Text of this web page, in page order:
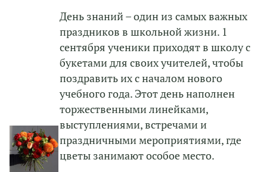
День знаний – один из самых важных
праздников в школьной жизни. 1
сентября ученики приходят в школу с
букетами для своих учителей, чтобы
поздравить их с началом нового
учебного года. Этот день наполнен
торжественными линейками,
выступлениями, встречами и
праздничными мероприятиями, где
цветы занимают особое место.